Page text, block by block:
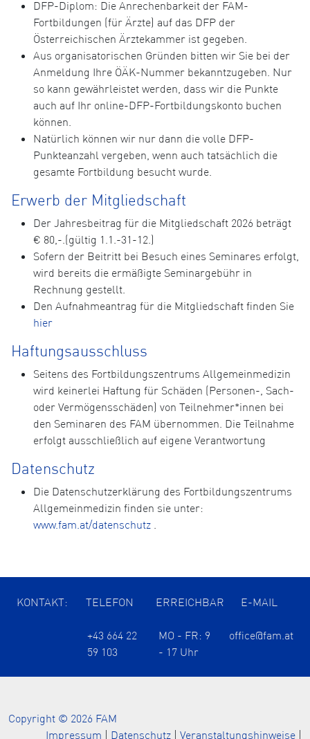
DFP-Diplom: Die Anrechenbarkeit der FAM-
Fortbildungen (für Ärzte) auf das DFP der
Österreichischen Ärztekammer ist gegeben.
Aus organisatorischen Gründen bitten wir Sie bei der
Anmeldung Ihre ÖÄK-Nummer bekanntzugeben. Nur
so kann gewährleistet werden, dass wir die Punkte
auch auf Ihr online-DFP-Fortbildungskonto buchen
können.
Natürlich können wir nur dann die volle DFP-
Punkteanzahl vergeben, wenn auch tatsächlich die
gesamte Fortbildung besucht wurde.
Erwerb der Mitgliedschaft
Der Jahresbeitrag für die Mitgliedschaft 2026 beträgt
€ 80,-.(gültig 1.1.-31-12.)
Sofern der Beitritt bei Besuch eines Seminares erfolgt,
wird bereits die ermäßigte Seminargebühr in
Rechnung gestellt.
Den Aufnahmeantrag für die Mitgliedschaft finden Sie
hier
Haftungsausschluss
Seitens des Fortbildungszentrums Allgemeinmedizin
wird keinerlei Haftung für Schäden (Personen-, Sach-
oder Vermögensschäden) von Teilnehmer*innen bei
den Seminaren des FAM übernommen. Die Teilnahme
erfolgt ausschließlich auf eigene Verantwortung
Datenschutz
Die Datenschutzerklärung des Fortbildungszentrums
Allgemeinmedizin finden sie unter:
www.fam.at/datenschutz .
KONTAKT: TELEFON ERREICHBAR E-MAIL
+43 664 22
59 103
MO - FR: 9
- 17 Uhr
office@fam.at
Copyright © 2026 FAM
Impressum
Datenschutz Veranstaltungshinweise